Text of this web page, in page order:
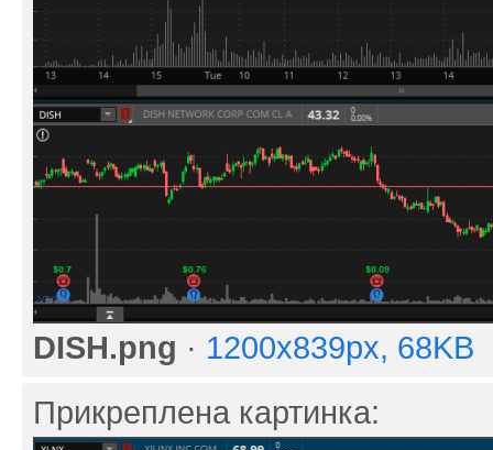
DISH.png · 1200x839px, 68KB
Прикреплена картинка: